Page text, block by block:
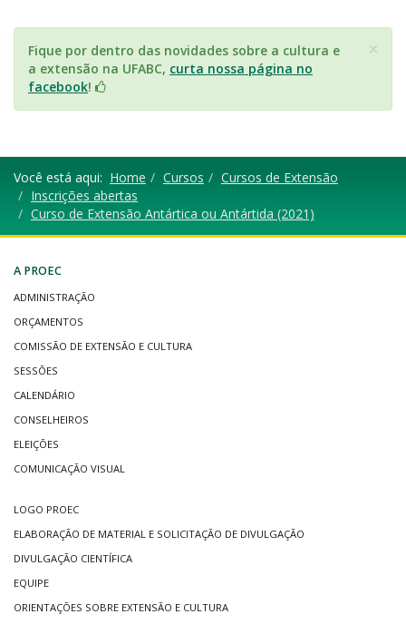
×
Fique por dentro das novidades sobre a cultura e
a extensão na UFABC, curta nossa página no
facebook!
Você está aqui: Home Cursos
Cursos de Extensão
Inscrições abertas
Curso de Extensão Antártica ou Antártida (2021)
A PROEC
ADMINISTRAÇÃO
ORÇAMENTOS
COMISSÃO DE EXTENSÃO E CULTURA
SESSÕES
CALENDÁRIO
CONSELHEIROS
ELEIÇÕES
COMUNICAÇÃO VISUAL
LOGO PROEC
ELABORAÇÃO DE MATERIAL E SOLICITAÇÃO DE DIVULGAÇÃO
DIVULGAÇÃO CIENTÍFICA
EQUIPE
ORIENTAÇÕES SOBRE EXTENSÃO E CULTURA